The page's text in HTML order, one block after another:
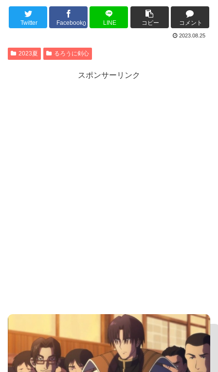
Powered by livedoor 相互RSS
Twitter Facebook0 LINE コピー コメント
2023.08.25
2023夏 るろうに剣心
スポンサーリンク